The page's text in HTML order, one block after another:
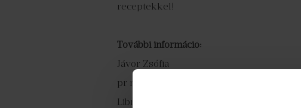
receptekkel!
További információ:
Jávor Zsófia
pr manager
Libri-Shopline Nyrt.